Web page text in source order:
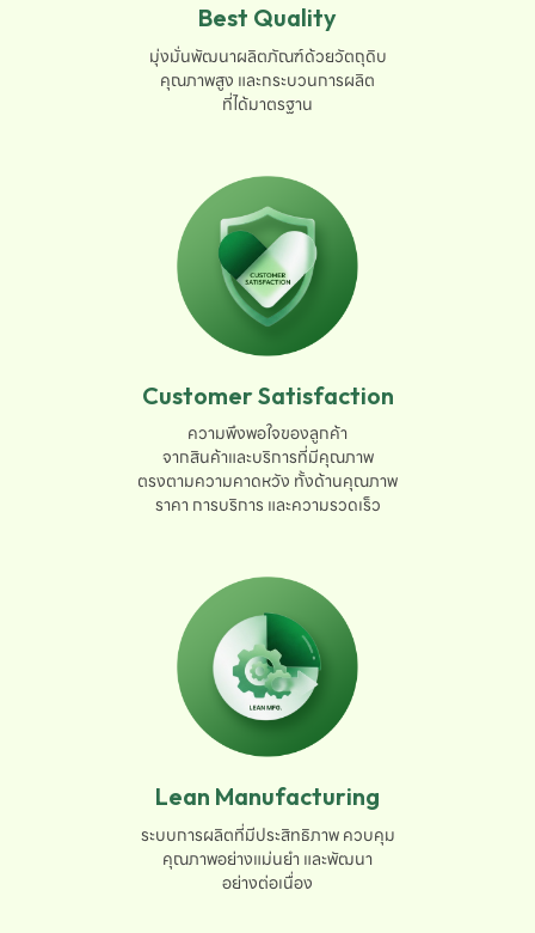
Best Quality
มุ่งมั่นพัฒนาผลิตภัณฑ์ด้วยวัตถุดิบ
คุณภาพสูง และกระบวนการผลิต
ที่ได้มาตรฐาน
Customer Satisfaction
ความพึงพอใจของลูกค้า
จากสินค้าและบริการที่มีคุณภาพ
ตรงตามความคาดหวัง ทั้งด้านคุณภาพ
ราคา การบริการ และความรวดเร็ว
Lean Manufacturing
ระบบการผลิตที่มีประสิทธิภาพ ควบคุม
คุณภาพอย่างแม่นยำ และพัฒนา
อย่างต่อเนื่อง